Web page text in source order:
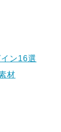
ン16選
材